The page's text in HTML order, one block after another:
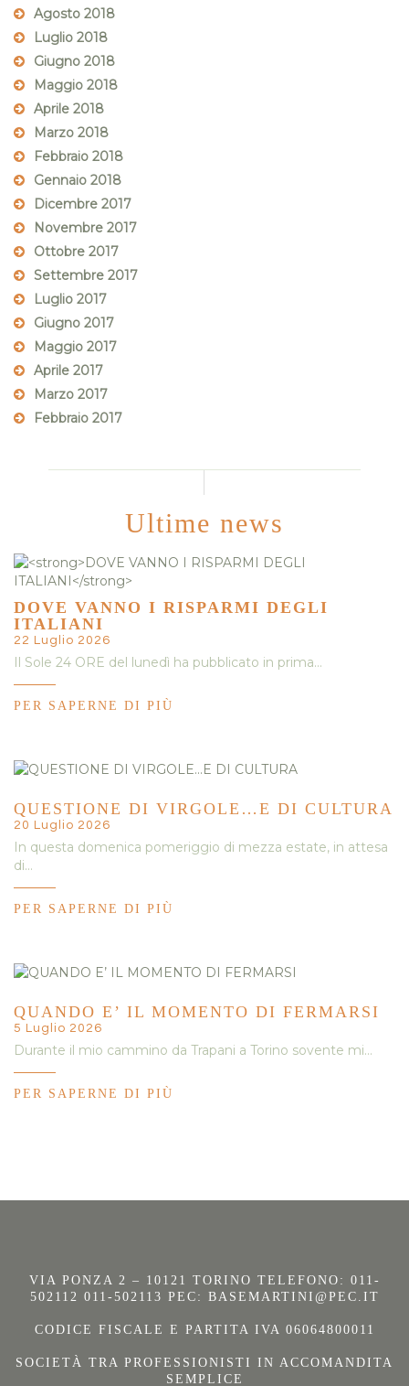
Agosto 2018
Luglio 2018
Giugno 2018
Maggio 2018
Aprile 2018
Marzo 2018
Febbraio 2018
Gennaio 2018
Dicembre 2017
Novembre 2017
Ottobre 2017
Settembre 2017
Luglio 2017
Giugno 2017
Maggio 2017
Aprile 2017
Marzo 2017
Febbraio 2017
Ultime news
DOVE VANNO I RISPARMI DEGLI
ITALIANI
22 Luglio 2026
Il Sole 24 ORE del lunedì ha pubblicato in prima…
PER SAPERNE DI PIÙ
QUESTIONE DI VIRGOLE…E DI CULTURA
20 Luglio 2026
In questa domenica pomeriggio di mezza estate, in attesa
di…
PER SAPERNE DI PIÙ
QUANDO E’ IL MOMENTO DI FERMARSI
5 Luglio 2026
Durante il mio cammino da Trapani a Torino sovente mi…
PER SAPERNE DI PIÙ
VIA PONZA 2 – 10121 TORINO TELEFONO: 011-
502112 011-502113 PEC: BASEMARTINI@PEC.IT
CODICE FISCALE E PARTITA IVA 06064800011
SOCIETÀ TRA PROFESSIONISTI IN ACCOMANDITA
SEMPLICE